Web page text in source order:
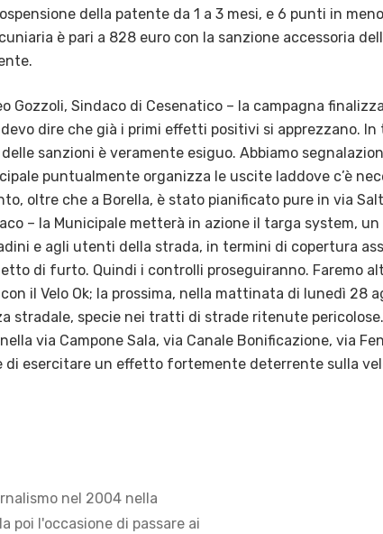
della patente da 1 a 3 mesi, e 6 punti in
è pari a 828 euro con la sanzione accessoria
Gozzoli, Sindaco di Cesenatico – la campagna
dire che già i primi effetti positivi si apprezzano.
sanzioni è veramente esiguo. Abbiamo
puntualmente organizza le uscite laddove c’è
oltre che a Borella, è stato pianificato pure in via
– la Municipale metterà in azione il targa system,
e agli utenti della strada, in termini di copertura
di furto. Quindi i controlli proseguiranno. Faremo
il Velo Ok; la prossima, nella mattinata di lunedì 28
stradale, specie nei tratti di strade ritenute
via Campone Sala, via Canale Bonificazione, via
esercitare un effetto fortemente deterrente sulla
nel 2004 nella
poi l'occasione di passare ai